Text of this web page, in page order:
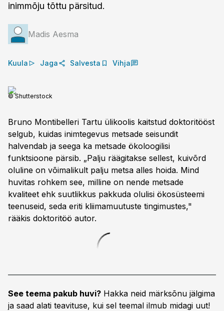
inimmõju tõttu pärsitud.
Madis Aesma
Kuula Jaga Salvesta Vihja
© Shutterstock
Bruno Montibelleri Tartu ülikoolis kaitstud doktoritööst
selgub, kuidas inimtegevus metsade seisundit
halvendab ja seega ka metsade ökoloogilisi
funktsioone pärsib. „Palju räägitakse sellest, kuivõrd
oluline on võimalikult palju metsa alles hoida. Mind
huvitas rohkem see, milline on nende metsade
kvaliteet ehk suutlikkus pakkuda olulisi ökosüsteemi
teenuseid, seda eriti kliimamuutuste tingimustes,"
rääkis doktoritöö autor.
See teema pakub huvi? Hakka neid märksõnu jälgima
ja saad alati teavituse, kui sel teemal ilmub midagi uut!